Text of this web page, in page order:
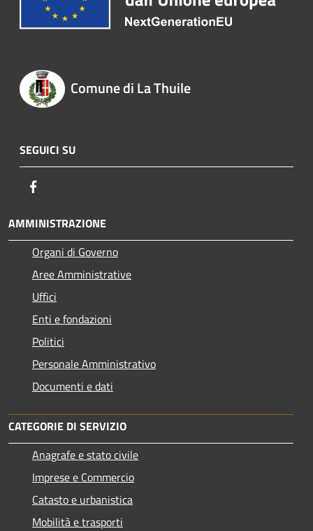
Comune di La Thuile
SEGUICI SU
AMMINISTRAZIONE
Organi di Governo
Aree Amministrative
Uffici
Enti e fondazioni
Politici
Personale Amministrativo
Documenti e dati
CATEGORIE DI SERVIZIO
Anagrafe e stato civile
Imprese e Commercio
Catasto e urbanistica
Mobilità e trasporti